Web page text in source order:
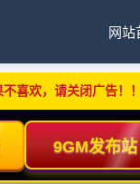
网站
喜欢，请关闭广告！！